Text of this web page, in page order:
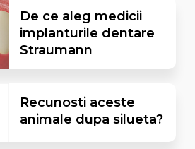
De ce aleg medicii
implanturile dentare
Straumann
Recunosti aceste
animale dupa silueta?